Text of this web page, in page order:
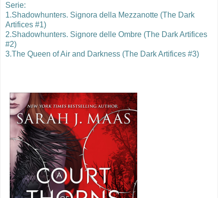
Serie:
1.Shadowhunters. Signora della Mezzanotte (The Dark
Artifices #1)
2.Shadowhunters. Signore delle Ombre (The Dark Artifices
#2)
3.The Queen of Air and Darkness (The Dark Artifices #3)